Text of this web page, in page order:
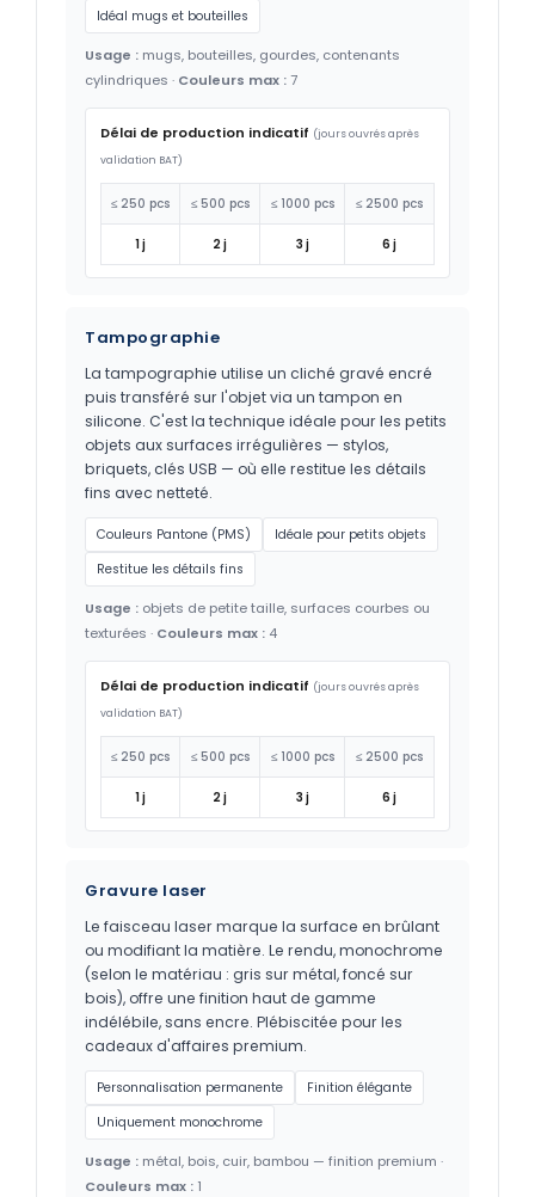
Idéal mugs et bouteilles
Usage : mugs, bouteilles, gourdes, contenants
cylindriques · Couleurs max :7
Délai de production indicatif (jours ouvrés après
validation BAT)
≤ 250 pcs ≤ 500 pcs ≤ 1000 pcs ≤ 2500 pcs
1 j 2 j 3 j 6 j
Tampographie
La tampographie utilise un cliché gravé encré
puis transféré sur l'objet via un tampon en
silicone. C'est la technique idéale pour les petits
objets aux surfaces irrégulières — stylos,
briquets, clés USB — où elle restitue les détails
fins avec netteté.
Couleurs Pantone (PMS)
Idéale pour petits objets
Restitue les détails fins
Usage : objets de petite taille, surfaces courbes ou
texturées · Couleurs max : 4
Délai de production indicatif (jours ouvrés après
validation BAT)
≤ 250 pcs ≤ 500 pcs ≤ 1000 pcs ≤ 2500 pcs
1 j 2 j 3 j 6 j
Gravure laser
Le faisceau laser marque la surface en brûlant
ou modifiant la matière. Le rendu, monochrome
(selon le matériau : gris sur métal, foncé sur
bois), offre une finition haut de gamme
indélébile, sans encre. Plébiscitée pour les
cadeaux d'affaires premium.
Personnalisation permanente
Finition élégante
Uniquement monochrome
Usage : métal, bois, cuir, bambou — finition premium ·
Couleurs max : 1